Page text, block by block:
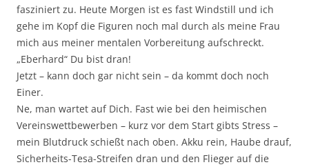
fasziniert zu. Heute Morgen ist es fast Windstill und ich
gehe im Kopf die Figuren noch mal durch als meine Frau
mich aus meiner mentalen Vorbereitung aufschreckt.
„Eberhard“ Du bist dran!
Jetzt – kann doch gar nicht sein – da kommt doch noch
Einer.
Ne, man wartet auf Dich. Fast wie bei den heimischen
Vereinswettbewerben – kurz vor dem Start gibts Stress –
mein Blutdruck schießt nach oben. Akku rein, Haube drauf,
Sicherheits-Tesa-Streifen dran und den Flieger auf die